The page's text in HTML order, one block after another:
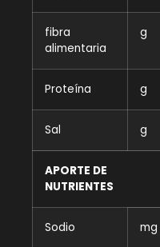
fibra
alimentaria
g
Proteína g
Sal g
APORTE DE
NUTRIENTES
Sodio mg